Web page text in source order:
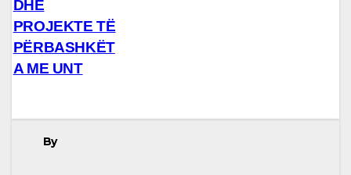
DHE
PROJEKTE TË
PËRBASHKËT
A ME UNT
By